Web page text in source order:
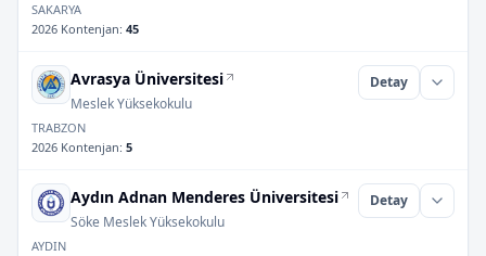
SAKARYA
2026 Kontenjan: 45
Avrasya Üniversitesi
Meslek Yüksekokulu
Detay
TRABZON
2026 Kontenjan: 5
Aydın Adnan Menderes Üniversitesi
Söke Meslek Yüksekokulu
Detay
AYDIN